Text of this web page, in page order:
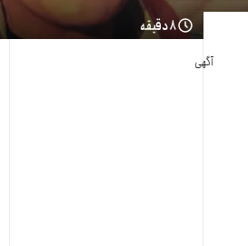
۸ دقیقه
آگهی